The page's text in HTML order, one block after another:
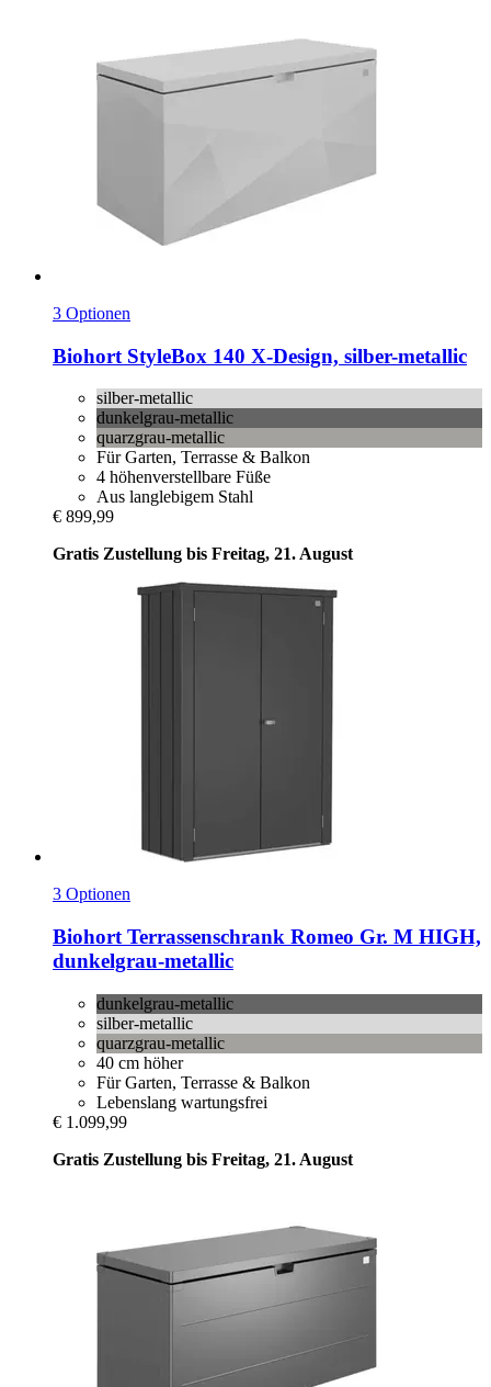
3 Optionen
Biohort StyleBox 140 X-​Design, silber-​metallic
silber-metallic
dunkelgrau-metallic
quarzgrau-metallic
Für Garten, Terrasse & Balkon
4 höhenverstellbare Füße
Aus langlebigem Stahl
€ 899,99
Gratis Zustellung bis Freitag, 21. August
3 Optionen
Biohort Terrassenschrank Romeo Gr. M HIGH,
dunkelgrau-​metallic
dunkelgrau-metallic
silber-metallic
quarzgrau-metallic
40 cm höher
Für Garten, Terrasse & Balkon
Lebenslang wartungsfrei
€ 1.099,99
Gratis Zustellung bis Freitag, 21. August